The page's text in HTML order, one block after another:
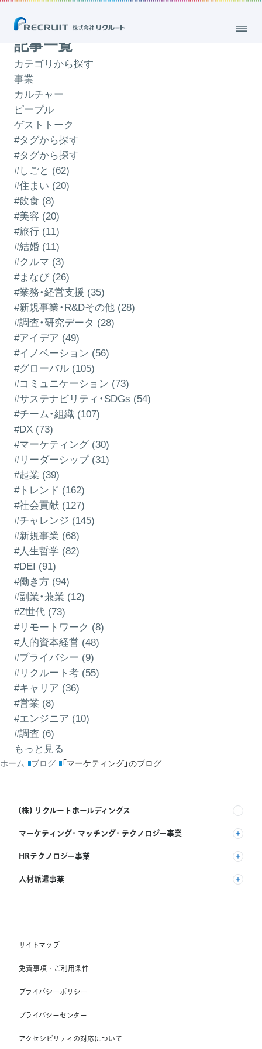
「マーケティング」のブログ
記事一覧
カテゴリから探す
事業
カルチャー
ピープル
ゲストトーク
#タグから探す
#タグから探す
#しごと (62)
#住まい (20)
#飲食 (8)
#美容 (20)
#旅行 (11)
#結婚 (11)
#クルマ (3)
#まなび (26)
#業務・経営支援 (35)
#新規事業・R&Dその他 (28)
#調査・研究データ (28)
#アイデア (49)
#イノベーション (56)
#グローバル (105)
#コミュニケーション (73)
#サステナビリティ・SDGs (54)
#チーム・組織 (107)
#DX (73)
#マーケティング (30)
#リーダーシップ (31)
#起業 (39)
#トレンド (162)
#社会貢献 (127)
#チャレンジ (145)
#新規事業 (68)
#人生哲学 (82)
#DEI (91)
#働き方 (94)
#副業・兼業 (12)
#Z世代 (73)
#リモートワーク (8)
#人的資本経営 (48)
#プライバシー (9)
#リクルート考 (55)
#キャリア (36)
#営業 (8)
#エンジニア (10)
#調査 (6)
もっと見る
ホーム ブログ 「マーケティング」のブログ
(株) リクルートホールディングス
マーケティング・マッチング・テクノロジー事業
(株) リクルート
HRテクノロジー事業
(株) インディードリクルートパートナーズ
Indeed, Inc.
人材派遣事業
(株) スタッフサービス・ホールディングス
Unique NV
Staffmark Group, LLC
サイトマップ
免責事項・ご利用条件
プライバシーポリシー
プライバシーセンター
アクセシビリティの対応について